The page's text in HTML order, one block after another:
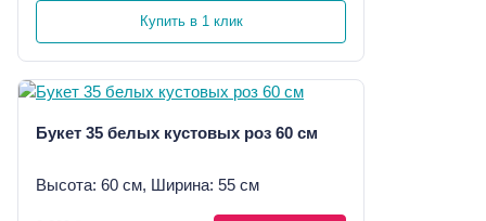
Купить в 1 клик
Букет 35 белых кустовых роз 60 см
Высота: 60 см, Ширина: 55 см